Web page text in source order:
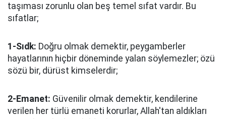
taşıması zorunlu olan beş temel sıfat vardır. Bu
sıfatlar;
1-Sıdk: Doğru olmak demektir, peygamberler
hayatlarının hiçbir döneminde yalan söylemezler; özü
sözü bir, dürüst kimselerdir;
2-Emanet: Güvenilir olmak demektir, kendilerine
verilen her türlü emaneti korurlar, Allah'tan aldıkları